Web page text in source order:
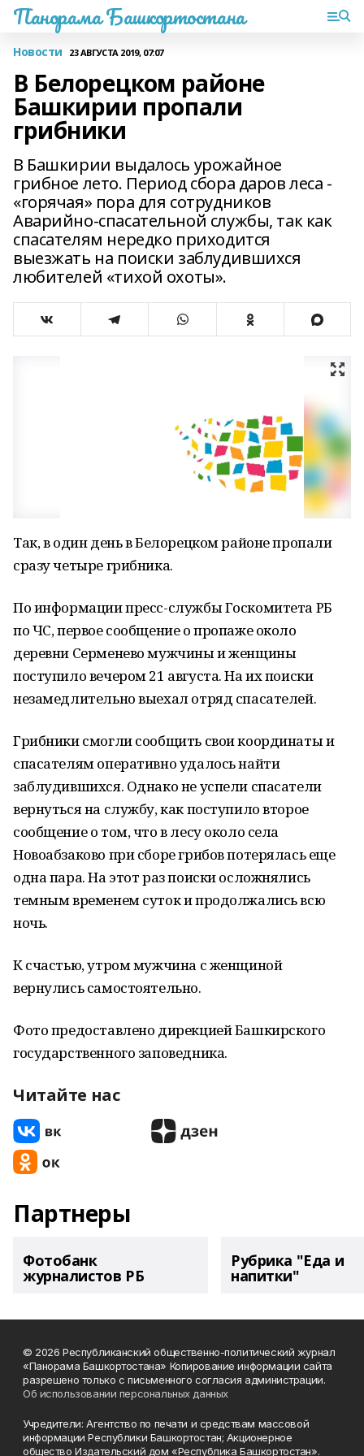
Панорама Башкортостана
Новости 23 АВГУСТА 2019, 07:07
В Белорецком районе
Башкирии пропали
грибники
В Башкирии выдалось урожайное
грибное лето. Период сбора даров леса -
«горячая» пора для сотрудников
Аварийно-спасательной службы, так как
спасателям нередко приходится
выезжать на поиски заблудившихся
любителей «тихой охоты».
Так, в один день в Белорецком районе пропали
сразу четыре грибника.
По информации пресс-службы Госкомитета РБ
по ЧС, первое сообщение о пропаже около
деревни Серменево мужчины и женщины
поступило вечером 21 августа. На их поиски
незамедлительно выехал отряд спасателей.
Грибники смогли сообщить свои координаты и
спасателям оперативно удалось найти
заблудившихся. Однако не успели спасатели
вернуться на службу, как поступило второе
сообщение о том, что в лесу около села
Новоабзаково при сборе грибов потерялась еще
одна пара. На этот раз поиски осложнялись
темным временем суток и продолжались всю
ночь.
К счастью, утром мужчина с женщиной
вернулись самостоятельно.
Фото предоставлено дирекцией Башкирского
государственного заповедника.
Читайте нас
Партнеры
Фотобанк
журналистов РБ
Рубрика "Еда и
напитки"
© 2026 Республиканский общественно-политический журнал
«Панорама Башкортостана» Копирование информации сайта
разрешено только с письменного согласия администрации.
Об использовании персональных данных
Учредители: Агентство по печати и средствам массовой
информации Республики Башкортостан; Акционерное
общество Издательский дом «Республика Башкортостан».